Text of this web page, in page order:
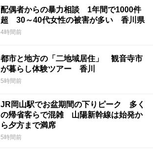
配偶者からの暴力相談 1年間で1000件
超 30～40代女性の被害が多い 香川県
4時間前
都市と地方の「二地域居住」 観音寺市
が暮らし体験ツアー 香川
5時間前
JR岡山駅でお盆期間の下りピーク 多く
の帰省客らで混雑 山陽新幹線は始発か
ら夕方まで満席
5時間前